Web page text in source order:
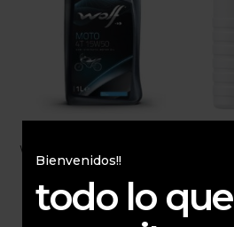
WOLF RACING ESTER 1LT
Bienvenidos!!
todo lo que